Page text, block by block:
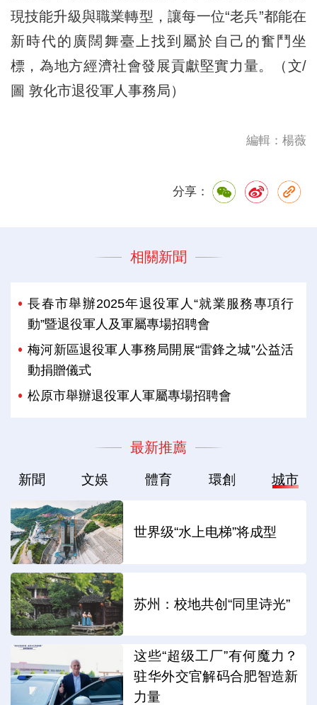
現技能升級與職業轉型，讓每一位“老兵”都能在
新時代的廣闊舞臺上找到屬於自己的奮鬥坐
標，為地方經濟社會發展貢獻堅實力量。（文/
圖 敦化市退役軍人事務局）
編輯：楊薇
分享：
相關新聞
長春市舉辦2025年退役軍人“就業服務專項行
動”暨退役軍人及軍屬專場招聘會
梅河新區退役軍人事務局開展“雷鋒之城”公益活
動捐贈儀式
松原市舉辦退役軍人軍屬專場招聘會
最新推薦
新聞 文娛 體育 環創 城市
世界级“水上电梯”将成型
苏州：校地共创“同里诗光”
这些“超级工厂”有何魔力？
驻华外交官解码合肥智造新
力量